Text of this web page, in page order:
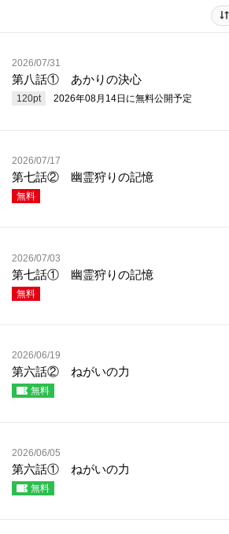
2026/07/31
第八話① あかりの決心
120pt 2026年08月14日 に無料公開予定
2026/07/17
第七話② 幽霊狩りの記憶
無料
2026/07/03
第七話① 幽霊狩りの記憶
無料
2026/06/19
第六話② ねがいの力
無料
2026/06/05
第六話① ねがいの力
無料